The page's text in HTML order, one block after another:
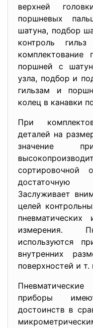
верхней
поршневых
шатуна, подбор
контроль
поршней с
узла, подбор и
гильзам и
колец в канавки
При
деталей на
значение
сортировочной
достаточную
Заслуживает
целей
измерения.
используются
внутренних
поверхностей и т.
приборы
достоинств в